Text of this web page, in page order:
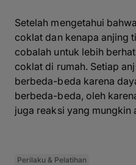
Setelah mengetahui
coklat dan kenapa anjing
cobalah untuk lebih
coklat di rumah. Setiap
berbeda-beda karena
berbeda-beda, oleh
juga reaksi yang mungkin
Perilaku & Pelatihan